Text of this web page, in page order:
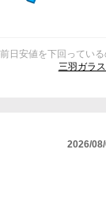
日安値を下回ってい
三羽ガラ
2026/